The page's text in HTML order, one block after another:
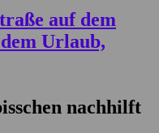
nachhilft